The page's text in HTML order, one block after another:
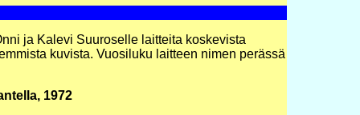
ja Kalevi Suuroselle laitteita koskevista
kuvista. Vuosiluku laitteen nimen perässä
1972